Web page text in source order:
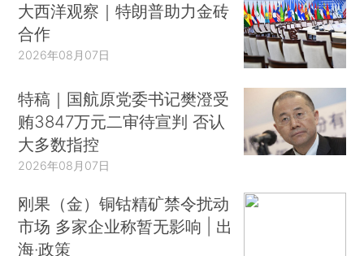
大西洋观察｜特朗普助力金砖
合作
2026年08月07日
特稿｜国航原党委书记樊澄受
贿3847万元二审待宣判 否认
大多数指控
2026年08月07日
刚果（金）铜钴精矿禁令扰动
市场 多家企业称暂无影响 | 出
海·政策